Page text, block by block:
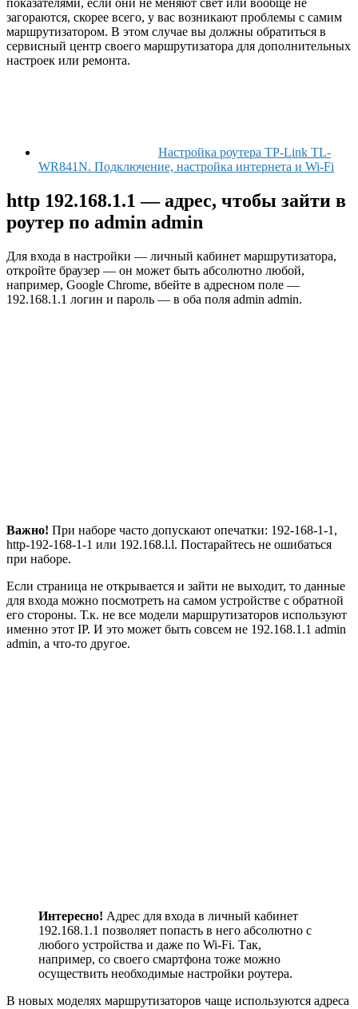
показателями, если они не меняют свет или вообще не
загораются, скорее всего, у вас возникают проблемы с самим
маршрутизатором. В этом случае вы должны обратиться в
сервисный центр своего маршрутизатора для дополнительных
настроек или ремонта.
Настройка роутера TP-Link TL-
WR841N. Подключение, настройка интернета и Wi-Fi
http 192.168.1.1 — адрес, чтобы зайти в
роутер по admin admin
Для входа в настройки — личный кабинет маршрутизатора,
откройте браузер — он может быть абсолютно любой,
например, Google Chrome, вбейте в адресном поле —
192.168.1.1 логин и пароль — в оба поля admin admin.
Важно! При наборе часто допускают опечатки: 192-168-1-1,
http-192-168-1-1 или 192.168.l.l. Постарайтесь не ошибаться
при наборе.
Если страница не открывается и зайти не выходит, то данные
для входа можно посмотреть на самом устройстве с обратной
его стороны. Т.к. не все модели маршрутизаторов используют
именно этот IP. И это может быть совсем не 192.168.1.1 admin
admin, а что-то другое.
Интересно! Адрес для входа в личный кабинет
192.168.1.1 позволяет попасть в него абсолютно с
любого устройства и даже по Wi-Fi. Так,
например, со своего смартфона тоже можно
осуществить необходимые настройки роутера.
В новых моделях маршрутизаторов чаще используются адреса